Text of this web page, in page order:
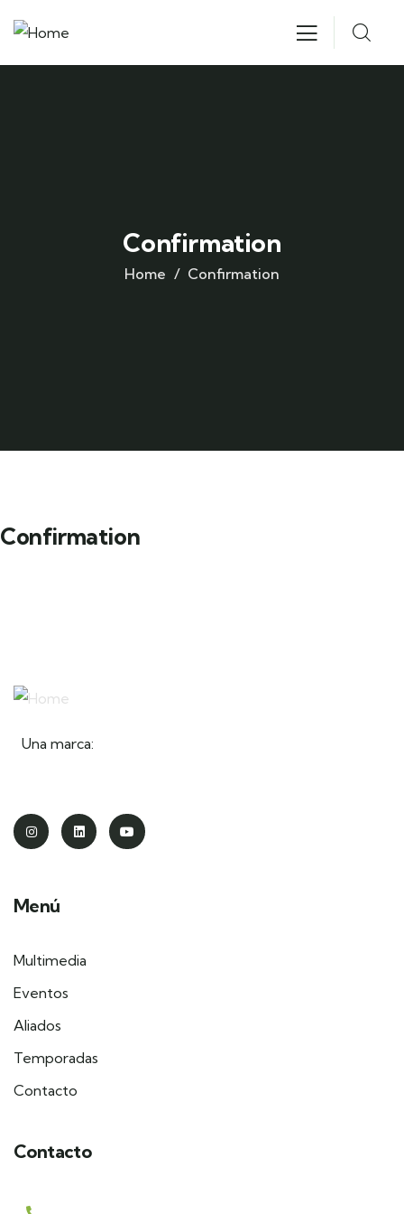
Confirmation
Home Confirmation
Confirmation
Una marca:
Menú
Multimedia
Eventos
Aliados
Temporadas
Contacto
Contacto